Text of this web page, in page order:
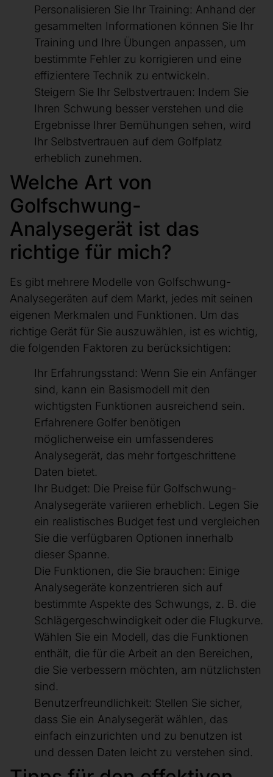
Personalisieren Sie Ihr Training: Anhand der
gesammelten Informationen können Sie Ihr
Training und Ihre Übungen anpassen, um
bestimmte Fehler zu korrigieren und eine
effizientere Technik zu entwickeln.
Steigern Sie Ihr Selbstvertrauen: Indem Sie
Ihren Schwung besser verstehen und die
Ergebnisse Ihrer Bemühungen sehen, wird
Ihr Selbstvertrauen auf dem Golfplatz
erheblich zunehmen.
Welche Art von
Golfschwung-
Analysegerät ist das
richtige für mich?
Es gibt mehrere Modelle von Golfschwung-
Analysegeräten auf dem Markt, jedes mit seinen
eigenen Merkmalen und Funktionen. Um das
richtige Gerät für Sie auszuwählen, ist es wichtig,
die folgenden Faktoren zu berücksichtigen:
Ihr Erfahrungsstand: Wenn Sie ein Anfänger
sind, kann ein Basismodell mit den
wichtigsten Funktionen ausreichend sein.
Erfahrenere Golfer benötigen
möglicherweise ein umfassenderes
Analysegerät, das mehr fortgeschrittene
Daten bietet.
Ihr Budget: Die Preise für Golfschwung-
Analysegeräte variieren erheblich. Legen Sie
ein realistisches Budget fest und vergleichen
Sie die verfügbaren Optionen innerhalb
dieser Spanne.
Die Funktionen, die Sie brauchen: Einige
Analysegeräte konzentrieren sich auf
bestimmte Aspekte des Schwungs, z. B. die
Schlägergeschwindigkeit oder die Flugkurve.
Wählen Sie ein Modell, das die Funktionen
enthält, die für die Arbeit an den Bereichen,
die Sie verbessern möchten, am nützlichsten
sind.
Benutzerfreundlichkeit: Stellen Sie sicher,
dass Sie ein Analysegerät wählen, das
einfach einzurichten und zu benutzen ist
und dessen Daten leicht zu verstehen sind.